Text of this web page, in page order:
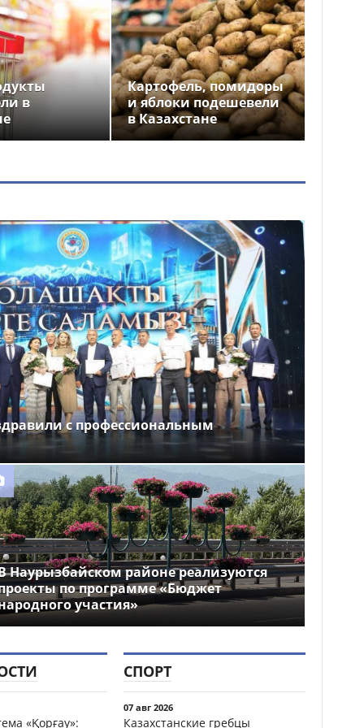
в
Картофель, помидоры
и яблоки подешевели
в Казахстане
с профессиональным
Наурызбайском районе реализуются
по программе «Бюджет
участия»
«Қорғау»:
СПОРТ
07 авг 2026
Казахстанские гребцы